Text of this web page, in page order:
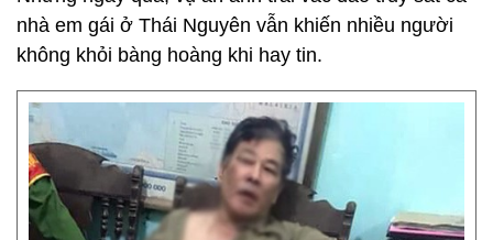
nhà em gái ở Thái Nguyên vẫn khiến nhiều người
không khỏi bàng hoàng khi hay tin.